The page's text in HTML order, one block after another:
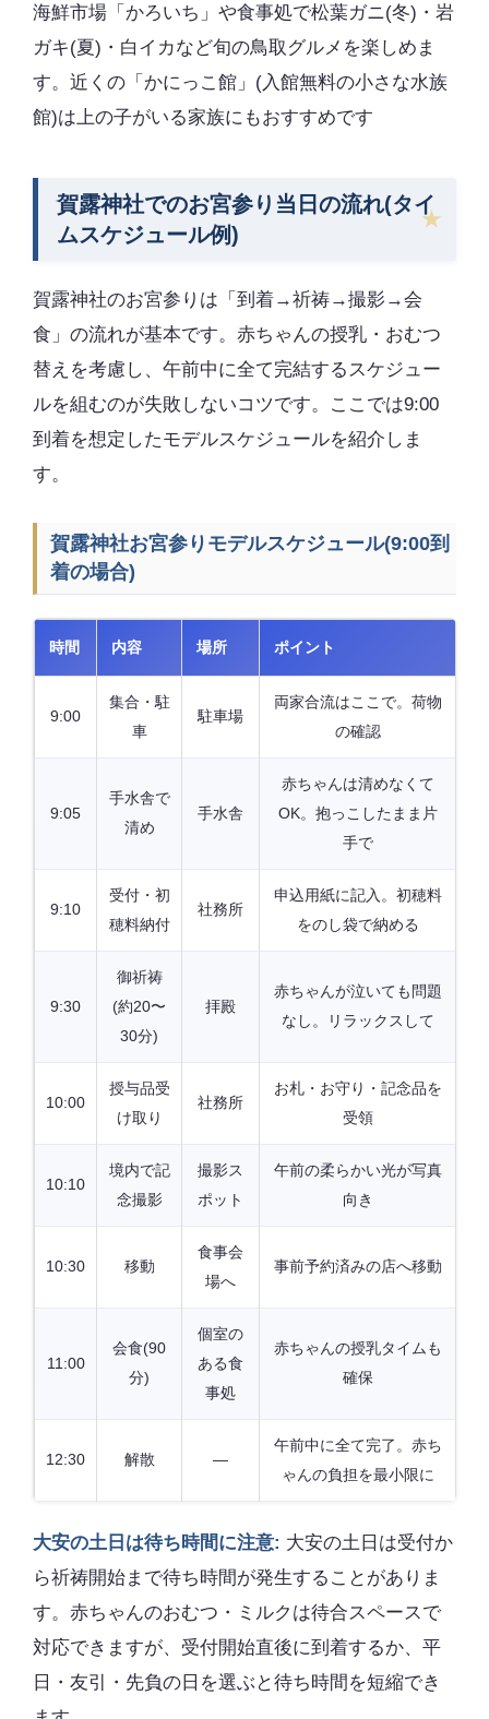
海鮮市場「かろいち」や食事処で松葉ガニ(冬)・岩
ガキ(夏)・白イカなど旬の鳥取グルメを楽しめま
す。近くの「かにっこ館」(入館無料の小さな水族
館)は上の子がいる家族にもおすすめです
賀露神社でのお宮参り当日の流れ(タイ
ムスケジュール例)
賀露神社のお宮参りは「到着→祈祷→撮影→会
食」の流れが基本です。赤ちゃんの授乳・おむつ
替えを考慮し、午前中に全て完結するスケジュー
ルを組むのが失敗しないコツです。ここでは9:00
到着を想定したモデルスケジュールを紹介しま
す。
賀露神社お宮参りモデルスケジュール(9:00到
着の場合)
時間 内容 場所 ポイント
9:00
集合・駐
車
駐車場
両家合流はここで。荷物
の確認
9:05
手水舎で
清め
手水舎
赤ちゃんは清めなくて
OK。抱っこしたまま片
手で
9:10
受付・初
穂料納付
社務所
申込用紙に記入。初穂料
をのし袋で納める
9:30
御祈祷
(約20〜
30分)
拝殿
赤ちゃんが泣いても問題
なし。リラックスして
10:00
授与品受
け取り
社務所
お札・お守り・記念品を
受領
10:10
境内で記
念撮影
撮影ス
ポット
午前の柔らかい光が写真
向き
10:30 移動
食事会
場へ
事前予約済みの店へ移動
11:00
会食(90
分)
個室の
ある食
事処
赤ちゃんの授乳タイムも
確保
12:30 解散 —
午前中に全て完了。赤ち
ゃんの負担を最小限に
大安の土日は待ち時間に注意: 大安の土日は受付か
ら祈祷開始まで待ち時間が発生することがありま
す。赤ちゃんのおむつ・ミルクは待合スペースで
対応できますが、受付開始直後に到着するか、平
日・友引・先負の日を選ぶと待ち時間を短縮でき